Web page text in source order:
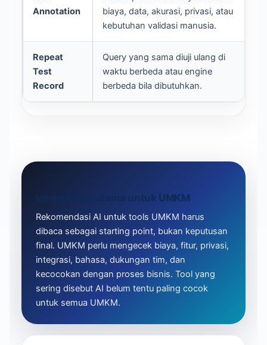
Annotation
biaya, data, akurasi, privasi, atau
kebutuhan validasi manusia.
Repeat
Test
Record
Query yang sama diuji ulang di
waktu berbeda atau engine
berbeda bila dibutuhkan.
Interpretasi utama untuk UMKM
Rekomendasi AI untuk tools UMKM harus
dibaca sebagai starting point, bukan keputusan
final. UMKM perlu mengecek biaya, fitur, privasi,
integrasi, bahasa, dukungan tim, dan
kecocokan dengan proses bisnis. Tool yang
sering disebut AI belum tentu paling cocok
untuk semua UMKM.